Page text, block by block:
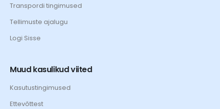
Transpordi tingimused
Tellimuste ajalugu
Logi Sisse
Muud kasulikud viited
Kasutustingimused
Ettevõttest